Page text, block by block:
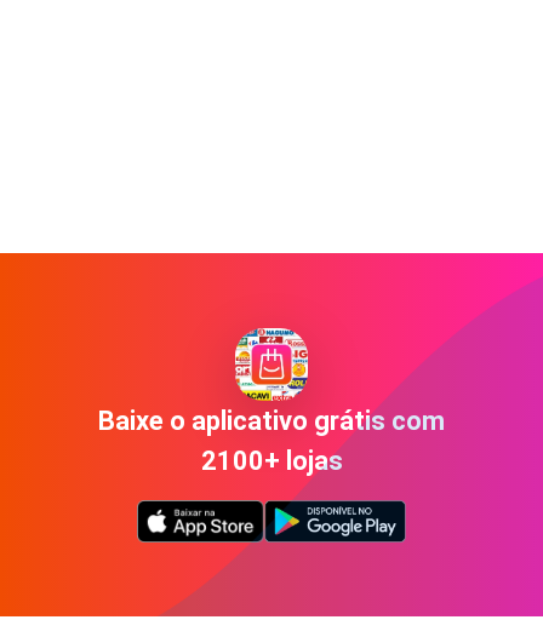
Baixe o aplicativo grátis com
2100+ lojas